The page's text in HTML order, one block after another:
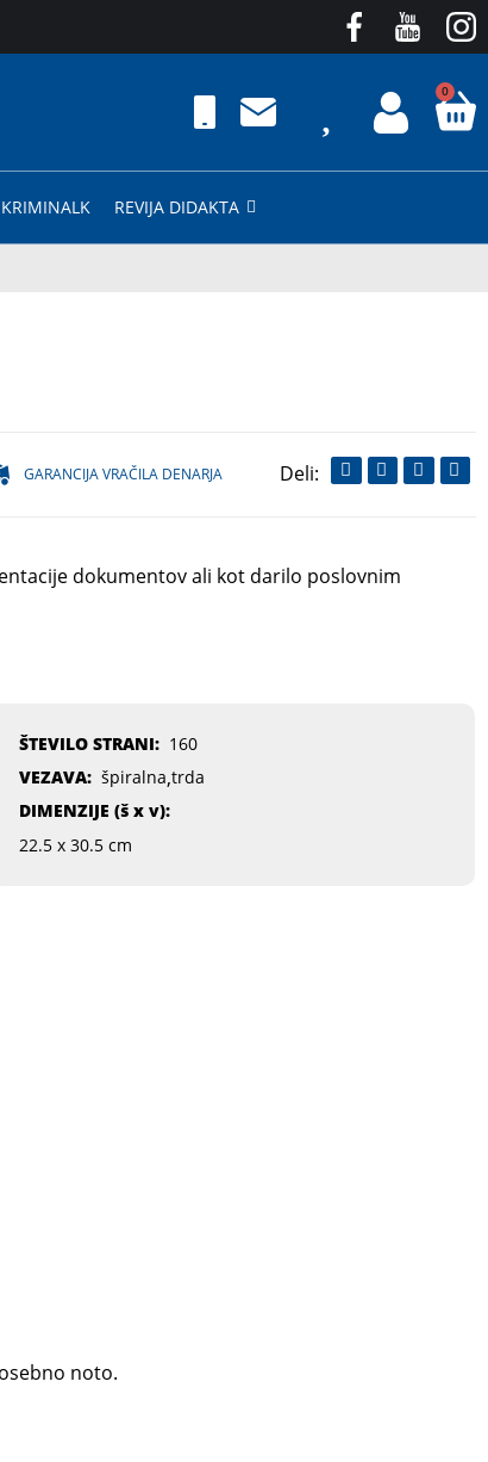
0
REVIJA DIDAKTA
GARANCIJA VRAČILA DENARJA
dokumentov ali kot darilo poslovnim
ŠTEVILO STRANI: 160
VEZAVA: špiralna,trda
DIMENZIJE (š x v):
22.5 x 30.5 cm
noto.